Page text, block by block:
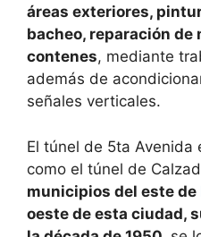
áreas exteriores,
bacheo, reparación de
contenes, mediante
además de
señales verticales.
El túnel de 5ta Avenida
como el túnel de
municipios del este de
oeste de esta ciudad,